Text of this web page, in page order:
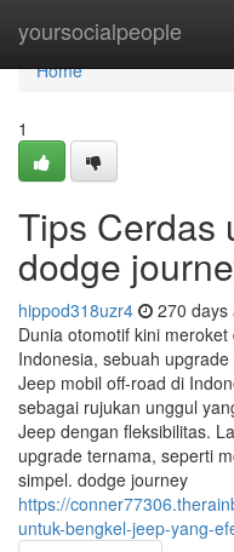
yoursocialpeople
Home
Home
1
Tips Cerdas
dodge
hippod318uzr4 270 days
Dunia otomotif kini
Indonesia, sebuah
Jeep mobil off-road di
sebagai rujukan unggul
Jeep dengan fleksibilitas.
upgrade ternama, seperti
simpel. dodge journey
https://
untuk-bengkel-jeep-yang-